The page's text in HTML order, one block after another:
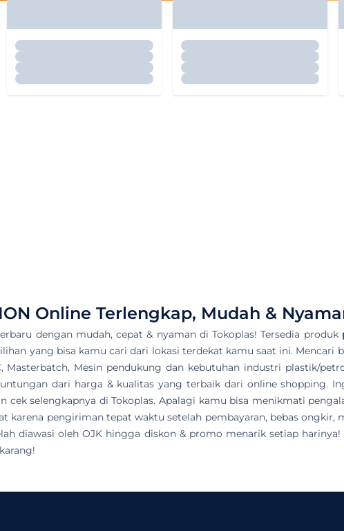
Online Terlengkap, Mudah &
dengan mudah, cepat & nyaman di Tokoplas! Tersedia produk
yang bisa kamu cari dari lokasi terdekat kamu saat ini. Mencari
Masterbatch, Mesin pendukung dan kebutuhan industri plastik/
dari harga & kualitas yang terbaik dari online shopping.
cek selengkapnya di Tokoplas. Apalagi kamu bisa menikmati
karena pengiriman tepat waktu setelah pembayaran, bebas
diawasi oleh OJK hingga diskon & promo menarik setiap